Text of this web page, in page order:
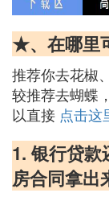
★、在哪里
推荐你去花椒
较推荐去蝴蝶
以直接 点击这
1. 银行贷
房合同拿出